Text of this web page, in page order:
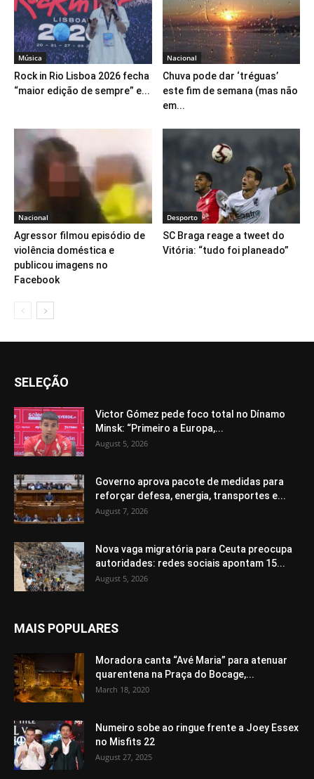
Música
Rock in Rio Lisboa 2026 fecha
“maior edição de sempre” e...
Nacional
Chuva pode dar ‘tréguas’
este fim de semana (mas não
em...
Nacional
Agressor filmou episódio de
violência doméstica e
publicou imagens no
Facebook
Desporto
SC Braga reage a tweet do
Vitória: “tudo foi planeado”
SELEÇÃO
Victor Gómez pede foco total no Dínamo
Minsk: “Primeiro a Europa,...
August 5, 2026
Governo aprova pacote de medidas para
reforçar defesa, energia, transportes e...
August 7, 2026
Nova vaga migratória para Ceuta preocupa
autoridades: redes sociais apontam 15...
August 5, 2026
MAIS POPULARES
Moradora canta “Avé Maria” para atenuar
quarentena na Praça do Bocage,...
March 18, 2020
Numeiro sobe ao ringue frente a Joey Essex
no Misfits 22
August 27, 2025